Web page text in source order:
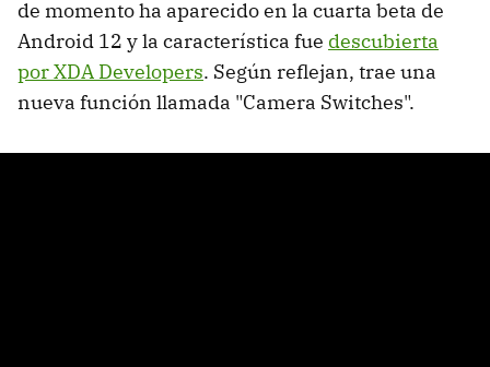
de momento ha aparecido en la cuarta beta de
Android 12 y la característica fue descubierta
por XDA Developers. Según reflejan, trae una
nueva función llamada "Camera Switches".